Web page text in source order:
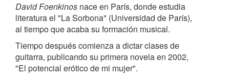
David Foenkinos nace en París, donde estudia
literatura el "La Sorbona" (Universidad de París),
al tiempo que acaba su formación musical.
Tiempo después comienza a dictar clases de
guitarra, publicando su primera novela en 2002,
"El potencial erótico de mi mujer".